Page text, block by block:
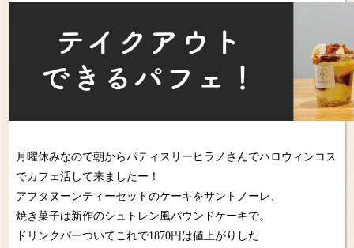
月曜休みなので朝からパティスリーヒラノさんでハロウィンコス
でカフェ活して来ましたー！
アフタヌーンティーセットのケーキをサントノーレ、
焼き菓子は新作のシュトレン風パウンドケーキで。
ドリンクバーついてこれで1870円は値上がりした